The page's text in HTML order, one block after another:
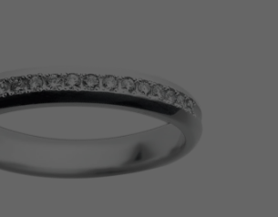
門市一覽 預約來店